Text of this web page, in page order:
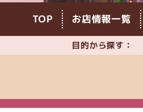
TOP お店情報一覧
目的から探す：